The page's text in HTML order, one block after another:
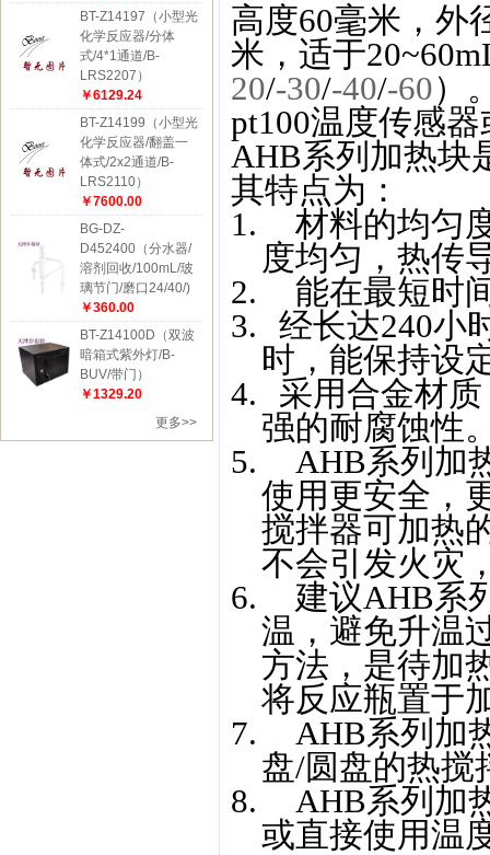
BT-Z14197（小型光
化学反应器/分体
式/4*1通道/B-
LRS2207）
￥6129.24
BT-Z14199（小型光
化学反应器/翻盖一
体式/2x2通道/B-
LRS2110）
￥7600.00
BG-DZ-
D452400（分水器/
溶剂回收/100mL/玻
璃节门/磨口24/40/)
￥360.00
BT-Z14100D（双波
暗箱式紫外灯/B-
BUV/带门）
￥1329.20
更多>>
高度60毫米，外
米，适于
20/-30/-40/-60）
pt100温度传感
AHB系列加热块
其特点为：
1.
材料的均匀
度均匀，热传
2.
能在最短时
3.
经长达240小
时，能保持设
4.
采用合金材
强的耐腐蚀性
5.
AHB系列加
使用更安全，
搅拌器可加热
不会引发火灾
6.
建议AHB系
温，避免升温
方法，是待加
将反应瓶置于
7.
AHB系列加
盘/圆盘的热搅
8.
AHB系列加
或直接使用温